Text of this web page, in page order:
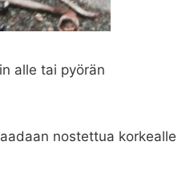
alle tai pyörän
nostettua korkealle